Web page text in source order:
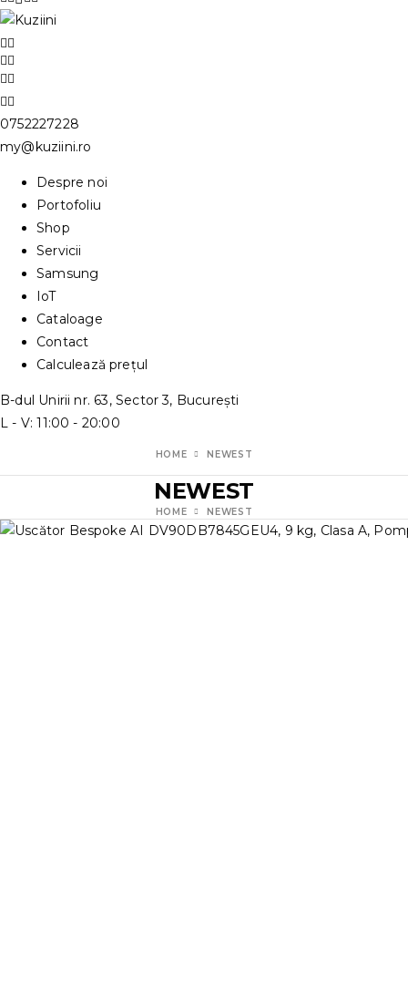
0752227228
my@kuziini.ro
Despre noi
Portofoliu
Shop
Servicii
Samsung
IoT
Cataloage
Contact
Calculează prețul
B-dul Unirii nr. 63, Sector 3, București
L - V: 11:00 - 20:00
HOME NEWEST
NEWEST
HOME NEWEST